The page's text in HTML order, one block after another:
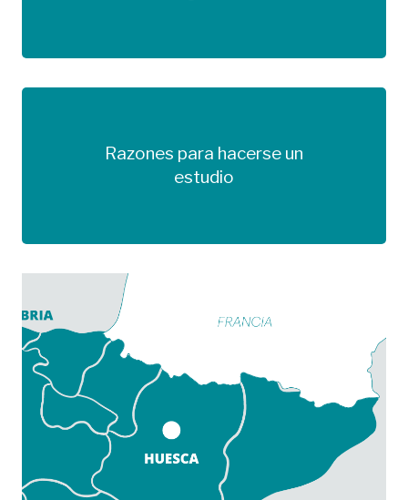
Razones para hacerse un
estudio
Más información